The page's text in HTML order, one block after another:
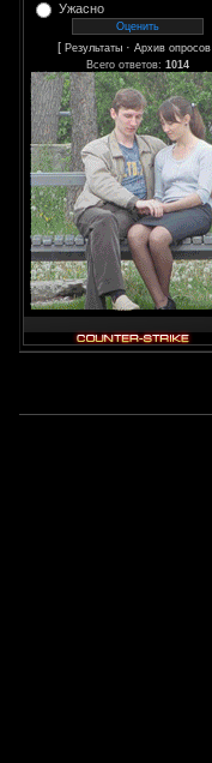
Ужасно
[ Результаты · Архив опросов
Всего ответов: 1014